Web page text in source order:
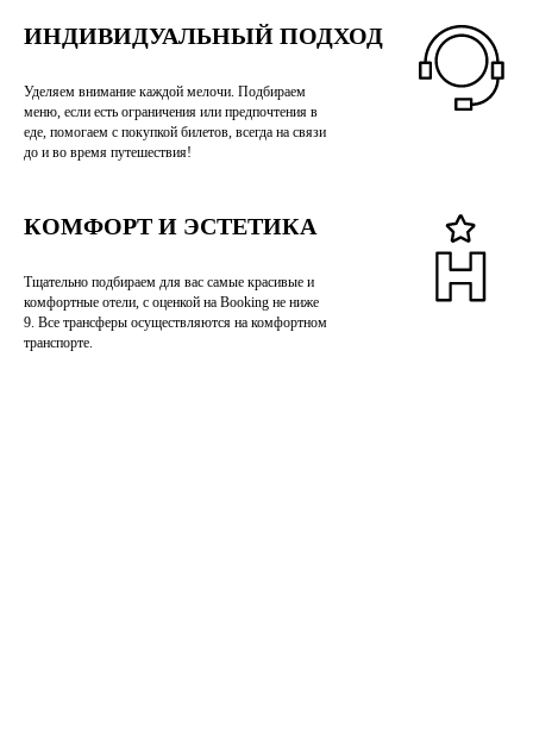
ИНДИВИДУАЛЬНЫЙ ПОДХОД
Уделяем внимание каждой мелочи. Подбираем
меню, если есть ограничения или предпочтения в
еде, помогаем с покупкой билетов, всегда на связи
до и во время путешествия!
КОМФОРТ И ЭСТЕТИКА
Тщательно подбираем для вас самые красивые и
комфортные отели, с оценкой на Booking не ниже
9. Все трансферы осуществляются на комфортном
транспорте.